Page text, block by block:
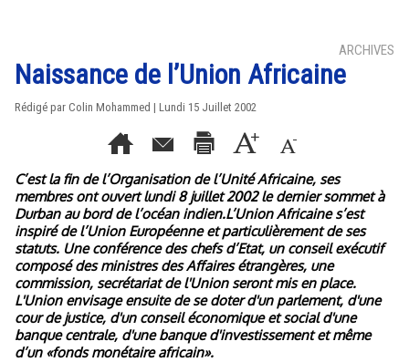
ARCHIVES
Naissance de l’Union Africaine
Rédigé par Colin Mohammed | Lundi 15 Juillet 2002
C’est la fin de l’Organisation de l’Unité Africaine, ses
membres ont ouvert lundi 8 juillet 2002 le dernier sommet à
Durban au bord de l’océan indien.L’Union Africaine s’est
inspiré de l’Union Européenne et particulièrement de ses
statuts. Une conférence des chefs d’Etat, un conseil exécutif
composé des ministres des Affaires étrangères, une
commission, secrétariat de l'Union seront mis en place.
L'Union envisage ensuite de se doter d'un parlement, d'une
cour de justice, d'un conseil économique et social d'une
banque centrale, d'une banque d'investissement et même
d’un «fonds monétaire africain».